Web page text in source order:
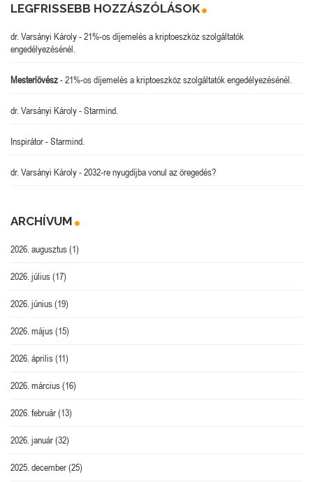
LEGFRISSEBB HOZZÁSZÓLÁSOK
dr. Varsányi Károly-21%-os díjemelés a kriptoeszköz szolgáltatók
engedélyezésénél.
Mesterlövész-21%-os díjemelés a kriptoeszköz szolgáltatók engedélyezésénél.
dr. Varsányi Károly-Starmind.
Inspirátor-Starmind.
dr. Varsányi Károly-2032-re nyugdíjba vonul az öregedés?
ARCHÍVUM
2026. augusztus(1)
2026. július(17)
2026. június(19)
2026. május(15)
2026. április(11)
2026. március(16)
2026. február(13)
2026. január(32)
2025. december(25)